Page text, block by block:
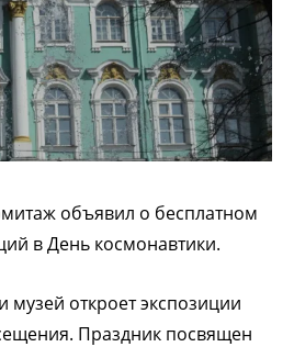
объявил о бесплатном
в День космонавтики.
музей откроет экспозиции
Праздник посвящен